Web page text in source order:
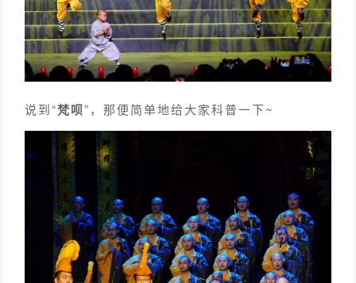
说到“梵呗”，那便简单地给大家科普一下~